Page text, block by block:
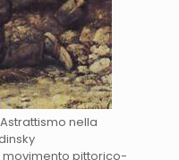
nella
movimento pittorico-